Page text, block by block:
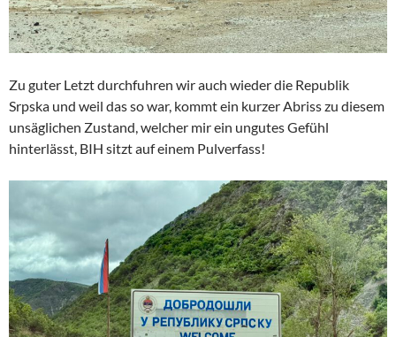
Zu guter Letzt durchfuhren wir auch wieder die Republik
Srpska und weil das so war, kommt ein kurzer Abriss zu diesem
unsäglichen Zustand, welcher mir ein ungutes Gefühl
hinterlässt, BIH sitzt auf einem Pulverfass!